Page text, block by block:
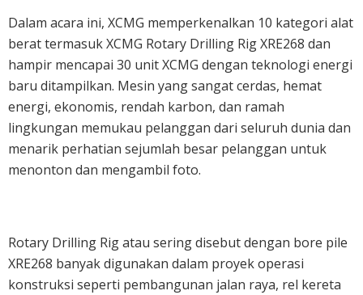
Dalam acara ini, XCMG memperkenalkan 10 kategori alat
berat termasuk XCMG Rotary Drilling Rig XRE268 dan
hampir mencapai 30 unit XCMG dengan teknologi energi
baru ditampilkan. Mesin yang sangat cerdas, hemat
energi, ekonomis, rendah karbon, dan ramah
lingkungan memukau pelanggan dari seluruh dunia dan
menarik perhatian sejumlah besar pelanggan untuk
menonton dan mengambil foto.
Rotary Drilling Rig atau sering disebut dengan bore pile
XRE268 banyak digunakan dalam proyek operasi
konstruksi seperti pembangunan jalan raya, rel kereta